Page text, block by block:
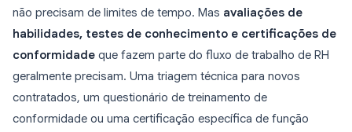
não precisam de limites de tempo. Mas avaliações de
habilidades, testes de conhecimento e certificações de
conformidade que fazem parte do fluxo de trabalho de RH
geralmente precisam. Uma triagem técnica para novos
contratados, um questionário de treinamento de
conformidade ou uma certificação específica de função